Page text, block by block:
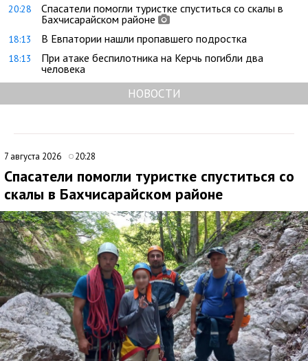
20:28
Спасатели помогли туристке спуститься со скалы в
Бахчисарайском районе
18:13 В Евпатории нашли пропавшего подростка
18:13
При атаке беспилотника на Керчь погибли два
человека
НОВОСТИ
7 августа 2026 20:28
Спасатели помогли туристке спуститься со
скалы в Бахчисарайском районе